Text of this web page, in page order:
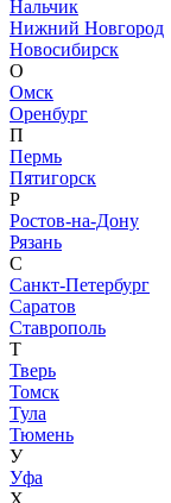
Нальчик
Нижний Новгород
Новосибирск
О
Омск
Оренбург
П
Пермь
Пятигорск
Р
Ростов-на-Дону
Рязань
С
Санкт-Петербург
Саратов
Ставрополь
Т
Тверь
Томск
Тула
Тюмень
У
Уфа